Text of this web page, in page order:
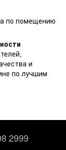
по помещению
и
по лучшим
2999